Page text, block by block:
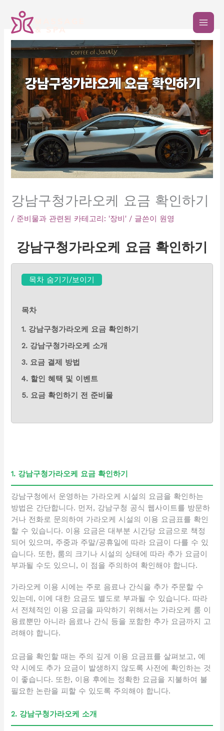
강남구청가라오케 요금 확인하기
/ 준비물과 관련된 카테고리: '장비' / 글쓴이 원영
강남구청가라오케 요금 확인하기
목차 숨기기/보이기
목차
1. 강남구청가라오케 요금 확인하기
2. 강남구청가라오케 소개
3. 요금 결제 방법
4. 할인 혜택 및 이벤트
5. 요금 확인하기 전 준비물
1. 강남구청가라오케 요금 확인하기
강남구청에서 운영하는 가라오케 시설의 요금을 확인하는
방법은 간단합니다. 먼저, 강남구청 공식 웹사이트를 방문하
거나 전화로 문의하여 가라오케 시설의 이용 요금표를 확인
할 수 있습니다. 이용 요금은 대부분 시간당 요금으로 책정
되어 있으며, 주중과 주말/공휴일에 따라 요금이 다를 수 있
습니다. 또한, 룸의 크기나 시설의 상태에 따라 추가 요금이
부과될 수도 있으니, 이 점을 주의하여 확인해야 합니다.
가라오케 이용 시에는 주로 음료나 간식을 추가 주문할 수
있는데, 이에 대한 요금도 별도로 부과될 수 있습니다. 따라
서 전체적인 이용 요금을 파악하기 위해서는 가라오케 룸 이
용료뿐만 아니라 음료나 간식 등을 포함한 추가 요금까지 고
려해야 합니다.
요금을 확인할 때는 주의 깊게 이용 요금표를 살펴보고, 예
약 시에도 추가 요금이 발생하지 않도록 사전에 확인하는 것
이 좋습니다. 또한, 이용 후에는 정확한 요금을 지불하여 불
필요한 논란을 피할 수 있도록 주의해야 합니다.
2. 강남구청가라오케 소개